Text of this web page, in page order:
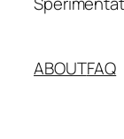
ABOUTFAQ